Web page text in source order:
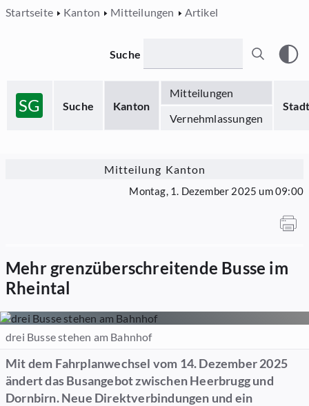
Startseite Kanton Mitteilungen Artikel
SG Suche Kanton
Mitteilungen
Stadt
Vernehmlassungen
Suche
Mitteilung Kanton
Montag, 1. Dezember 2025 um 09:00
Mehr grenzüberschreitende Busse im
Rheintal
drei Busse stehen am Bahnhof
Mit dem Fahrplanwechsel vom 14. Dezember 2025
ändert das Busangebot zwischen Heerbrugg und
Dornbirn. Neue Direktverbindungen und ein